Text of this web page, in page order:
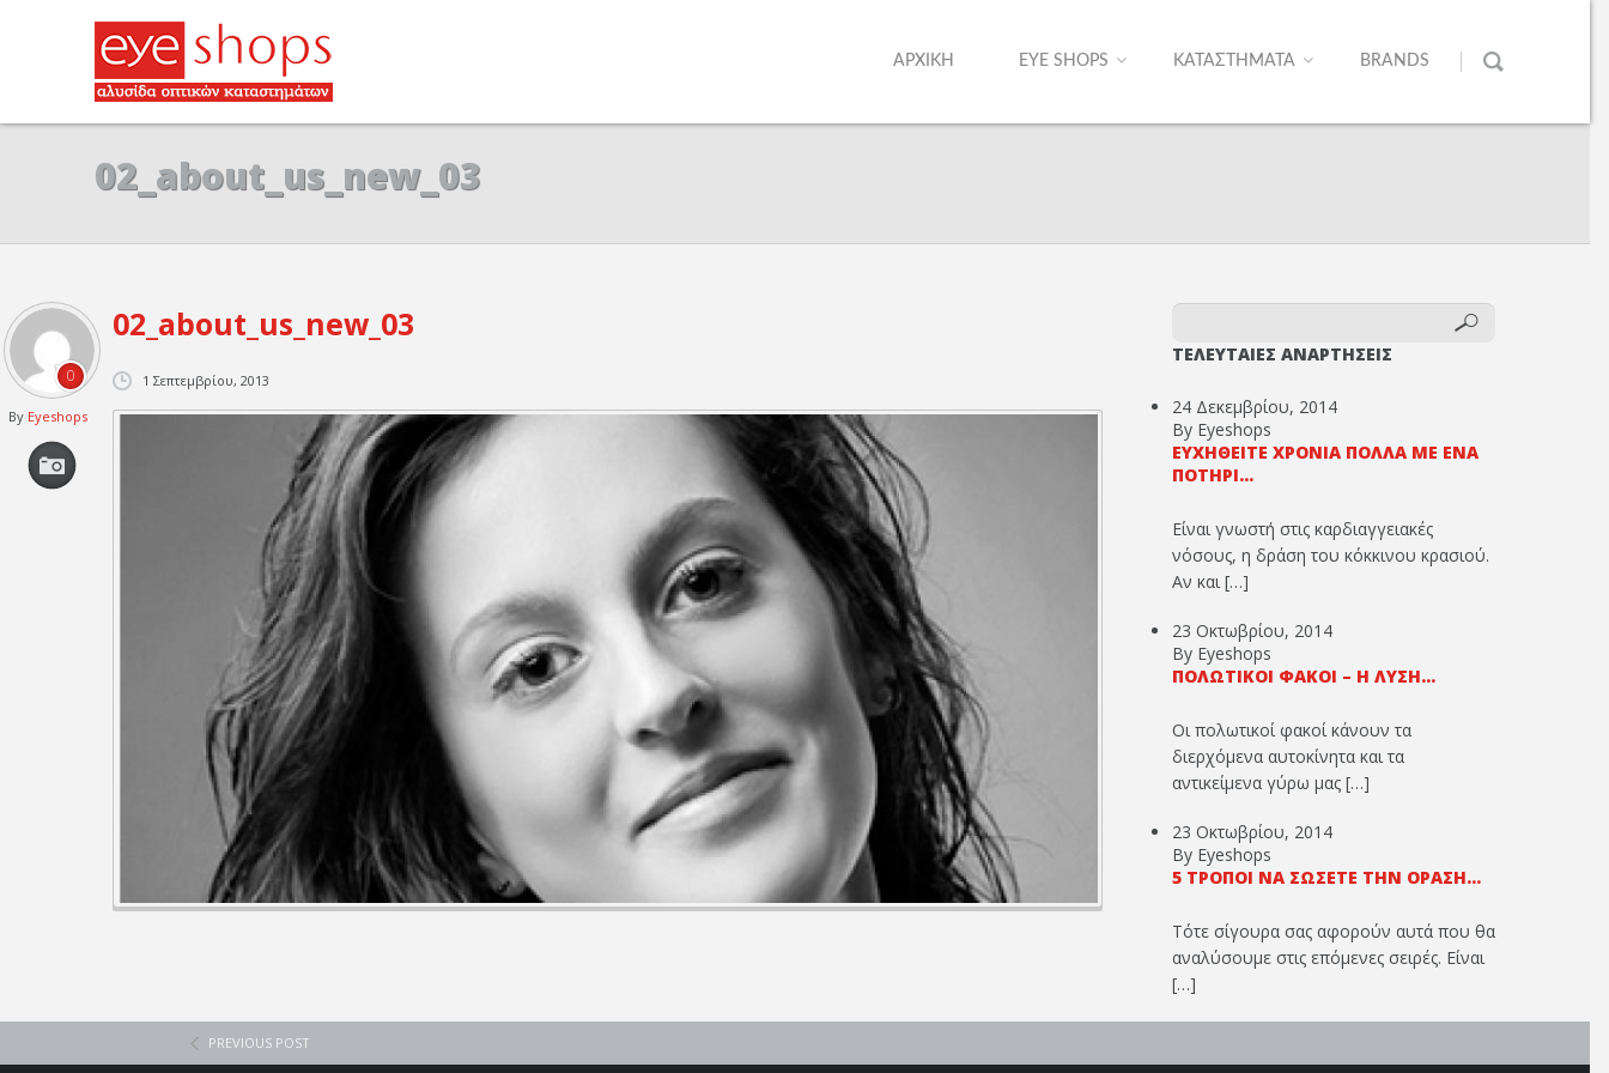
ΑΡΧΙΚΗ EYE SHOPS ΚΑΤΑΣΤΗΜΑΤΑ BRANDS
02_about_us_new_03
02_about_us_new_03
0
By Eyeshops
1 Σεπτεμβρίου, 2013
ΤΕΛΕΥΤΑΙΕΣ ΑΝΑΡΤΗΣΕΙΣ
24 Δεκεμβρίου, 2014
By Eyeshops
ΕΥΧΗΘΕΊΤΕ ΧΡΌΝΙΑ ΠΟΛΛΆ ΜΕ ΈΝΑ
ΠΟΤΉΡΙ...
Είναι γνωστή στις καρδιαγγειακές
νόσους, η δράση του κόκκινου κρασιού.
Αν και […]
23 Οκτωβρίου, 2014
By Eyeshops
ΠΟΛΩΤΙΚΟΊ ΦΑΚΟΊ – Η ΛΎΣΗ...
Οι πολωτικοί φακοί κάνουν τα
διερχόμενα αυτοκίνητα και τα
αντικείμενα γύρω μας […]
23 Οκτωβρίου, 2014
By Eyeshops
5 ΤΡΌΠΟΙ ΝΑ ΣΏΣΕΤΕ ΤΗΝ ΌΡΑΣΉ...
Τότε σίγουρα σας αφορούν αυτά που θα
αναλύσουμε στις επόμενες σειρές. Είναι
[…]
PREVIOUS POST